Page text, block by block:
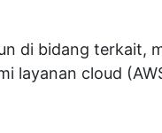
di bidang terkait,
layanan cloud